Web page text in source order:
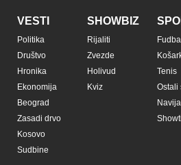
VESTI
Politika
Društvo
Hronika
Ekonomija
Beograd
Zasadi drvo
Kosovo
Sudbine
SHOWBIZ
Rijaliti
Zvezde
Holivud
Kviz
Tenis
Ostali